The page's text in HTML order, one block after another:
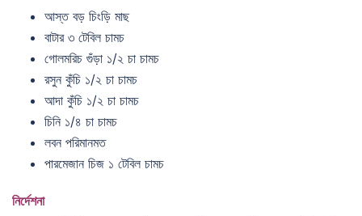
আস্ত বড় চিংড়ি মাছ
বাটার ৩ টেবিল চামচ
গোলমরিচ গুঁড়া ১/২ চা চামচ
রসুন কুঁচি ১/২ চা চামচ
আদা কুঁচি ১/২ চা চামচ
চিনি ১/৪ চা চামচ
লবন পরিমানমত
পারমেজান চিজ ১ টেবিল চামচ
নির্দেশনা